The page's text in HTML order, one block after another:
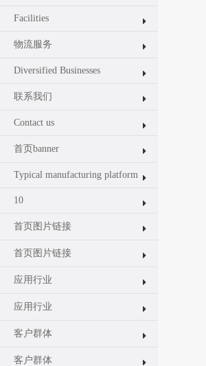
Facilities
物流服务
Diversified Businesses
联系我们
Contact us
首页banner
Typical manufacturing platform
10
首页图片链接
首页图片链接
应用行业
应用行业
客户群体
客户群体